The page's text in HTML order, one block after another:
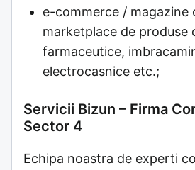
e-commerce / magazine
marketplace de produse
farmaceutice,
electrocasnice etc.;
Servicii Bizun – Firma
Sector 4
Echipa noastra de experti